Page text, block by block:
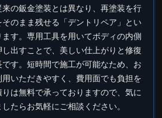
の鈑金塗装とは異なり、再塗装を行
のまま残せる「デントリペア」とい
す。専用工具を用いてボディの内側
出すことで、美しい仕上がりと修復
す。短時間で施工が可能なため、お
いただきやすく、費用面でも負担を
は無料で承っておりますので、気に
たらお気軽にご相談ください。